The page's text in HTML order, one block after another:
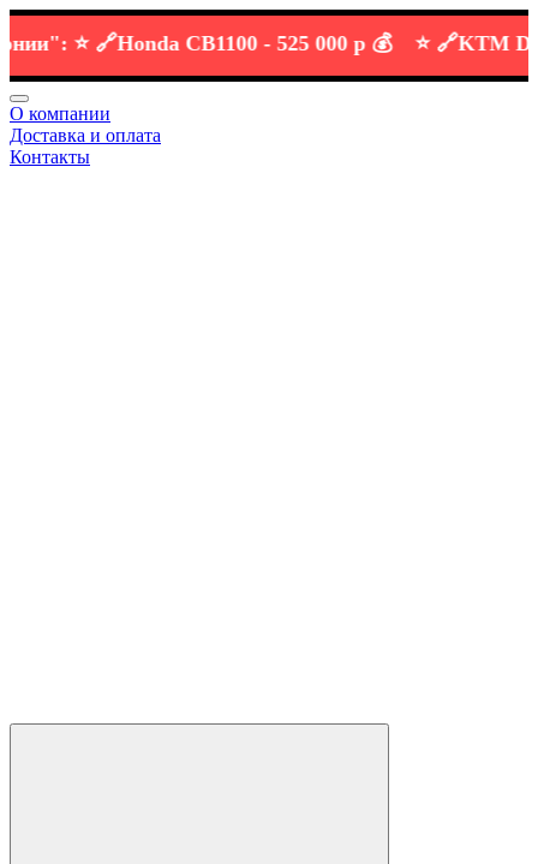
⭐️ 🔗Honda CB1100 -525 000 р 💰 ⭐️ 🔗KTM
О компании
Доставка и оплата
Контакты